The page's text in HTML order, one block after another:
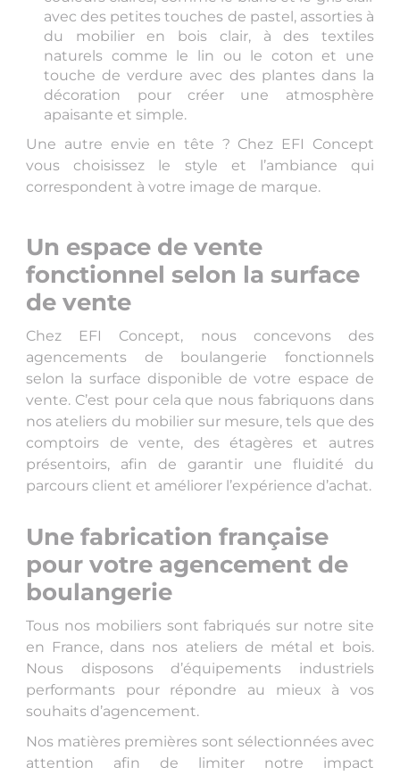
avec des petites touches de pastel, assorties à
du mobilier en bois clair, à des textiles
naturels comme le lin ou le coton et une
touche de verdure avec des plantes dans la
décoration pour créer une atmosphère
apaisante et simple.
Une autre envie en tête ? Chez EFI Concept
vous choisissez le style et l’ambiance qui
correspondent à votre image de marque.
Un espace de vente
fonctionnel selon la surface
de vente
Chez EFI Concept, nous concevons des
agencements de boulangerie fonctionnels
selon la surface disponible de votre espace de
vente. C’est pour cela que nous fabriquons dans
nos ateliers du mobilier sur mesure, tels que des
comptoirs de vente, des étagères et autres
présentoirs, afin de garantir une fluidité du
parcours client et améliorer l’expérience d’achat.
Une fabrication française
pour votre agencement de
boulangerie
Tous nos mobiliers sont fabriqués sur notre site
en France, dans nos ateliers de métal et bois.
Nous disposons d’équipements industriels
performants pour répondre au mieux à vos
souhaits d’agencement.
Nos matières premières sont sélectionnées avec
attention afin de limiter notre impact